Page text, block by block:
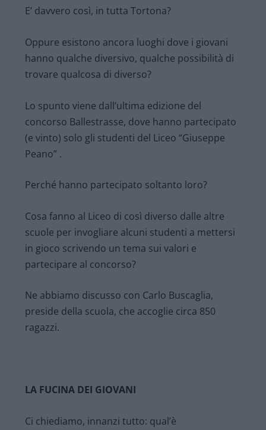
E’ davvero così, in tutta Tortona?
Oppure esistono ancora luoghi dove i giovani
hanno qualche diversivo, qualche possibilità di
trovare qualcosa di diverso?
Lo spunto viene dall’ultima edizione del
concorso Ballestrasse, dove hanno partecipato
(e vinto) solo gli studenti del Liceo “Giuseppe
Peano” .
Perché hanno partecipato soltanto loro?
Cosa fanno al Liceo di così diverso dalle altre
scuole per invogliare alcuni studenti a mettersi
in gioco scrivendo un tema sui valori e
partecipare al concorso?
Ne abbiamo discusso con Carlo Buscaglia,
preside della scuola, che accoglie circa 850
ragazzi.
LA FUCINA DEI GIOVANI
Ci chiediamo, innanzi tutto: qual’è